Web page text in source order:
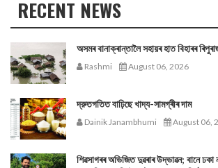
RECENT NEWS
অসমৰ বানাক্ৰান্তালৈ সহায়ৰ হাত বিহাৰৰ
Rashmi August 06, 2026
দ্রুতগতিত বাঢ়িছে খাদ্য-সামগ্ৰীৰ দাম
Dainik Janambhumi August 06,
শিৱসাগৰৰ অভিজিত দুৱৰাৰ উদ্ভাৱন; বানে